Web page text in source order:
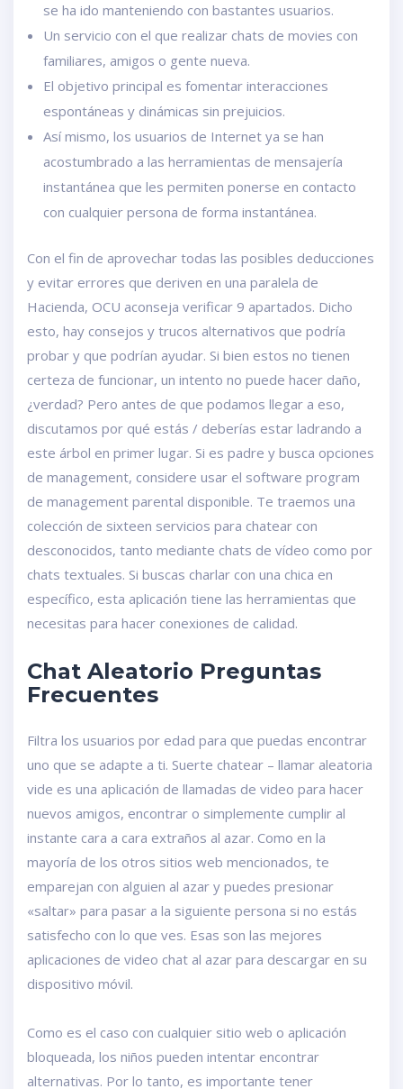
se ha ido manteniendo con bastantes usuarios.
Un servicio con el que realizar chats de movies con
familiares, amigos o gente nueva.
El objetivo principal es fomentar interacciones
espontáneas y dinámicas sin prejuicios.
Así mismo, los usuarios de Internet ya se han
acostumbrado a las herramientas de mensajería
instantánea que les permiten ponerse en contacto
con cualquier persona de forma instantánea.
Con el fin de aprovechar todas las posibles deducciones
y evitar errores que deriven en una paralela de
Hacienda, OCU aconseja verificar 9 apartados. Dicho
esto, hay consejos y trucos alternativos que podría
probar y que podrían ayudar. Si bien estos no tienen
certeza de funcionar, un intento no puede hacer daño,
¿verdad? Pero antes de que podamos llegar a eso,
discutamos por qué estás / deberías estar ladrando a
este árbol en primer lugar. Si es padre y busca opciones
de management, considere usar el software program
de management parental disponible. Te traemos una
colección de sixteen servicios para chatear con
desconocidos, tanto mediante chats de vídeo como por
chats textuales. Si buscas charlar con una chica en
específico, esta aplicación tiene las herramientas que
necesitas para hacer conexiones de calidad.
Chat Aleatorio Preguntas
Frecuentes
Filtra los usuarios por edad para que puedas encontrar
uno que se adapte a ti. Suerte chatear – llamar aleatoria
vide es una aplicación de llamadas de video para hacer
nuevos amigos, encontrar o simplemente cumplir al
instante cara a cara extraños al azar. Como en la
mayoría de los otros sitios web mencionados, te
emparejan con alguien al azar y puedes presionar
«saltar» para pasar a la siguiente persona si no estás
satisfecho con lo que ves. Esas son las mejores
aplicaciones de video chat al azar para descargar en su
dispositivo móvil.
Como es el caso con cualquier sitio web o aplicación
bloqueada, los niños pueden intentar encontrar
alternativas. Por lo tanto, es importante tener